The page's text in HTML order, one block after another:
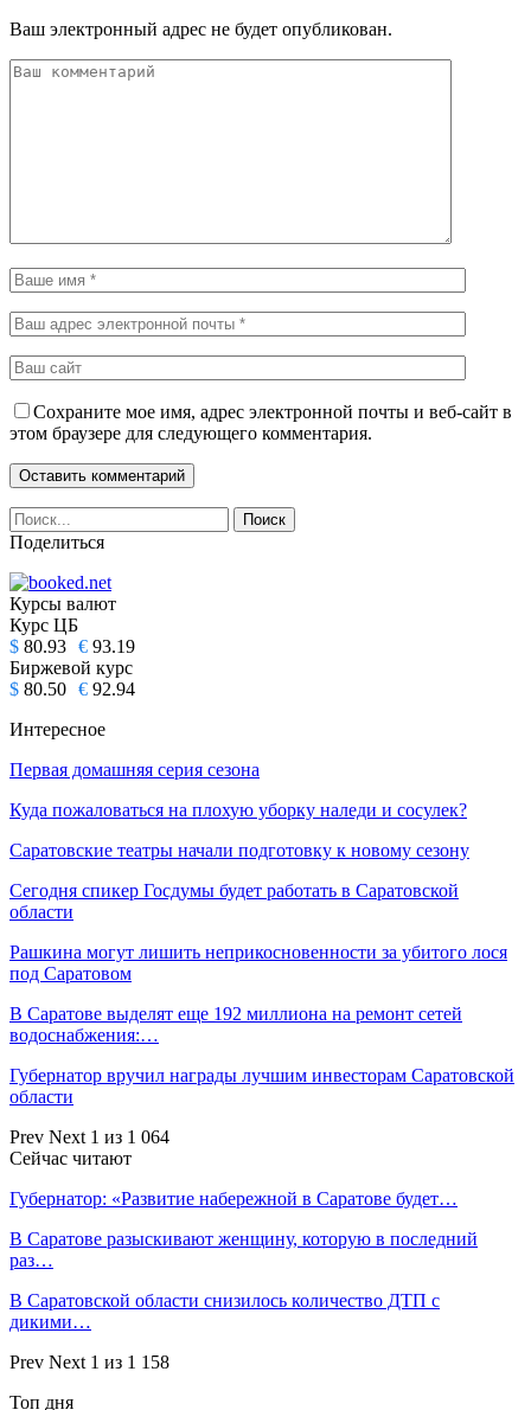
Ваш электронный адрес не будет опубликован.
Сохраните мое имя, адрес электронной почты и веб-сайт в
этом браузере для следующего комментария.
Поделиться
Курсы валют
Курс ЦБ
$ 80.93 € 93.19
Биржевой курс
$ 80.50 € 92.94
Интересное
Первая домашняя серия сезона
Куда пожаловаться на плохую уборку наледи и сосулек?
Саратовские театры начали подготовку к новому сезону
Сегодня спикер Госдумы будет работать в Саратовской
области
Рашкина могут лишить неприкосновенности за убитого лося
под Саратовом
В Саратове выделят еще 192 миллиона на ремонт сетей
водоснабжения:…
Губернатор вручил награды лучшим инвесторам Саратовской
области
Prev Next 1 из 1 064
Сейчас читают
Губернатор: «Развитие набережной в Саратове будет…
В Саратове разыскивают женщину, которую в последний
раз…
В Саратовской области снизилось количество ДТП с
дикими…
Prev Next 1 из 1 158
Топ дня